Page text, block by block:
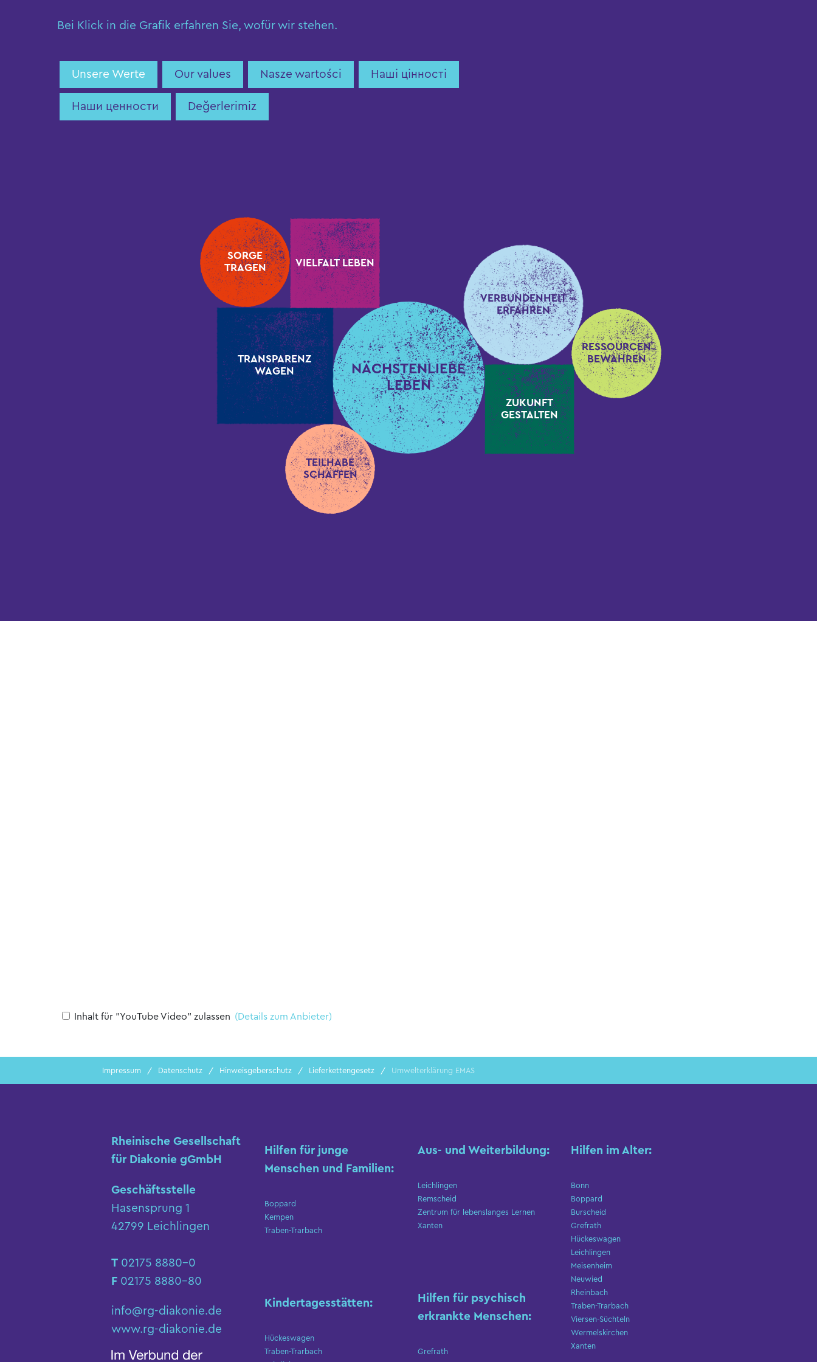
Aus- und Weiterbildung
Bei Klick in die Grafik erfahren Sie, wofür wir stehen.
Unsere Werte Our values Nasze wartości Наші цінності
Наши ценности Değerlerimiz
NÄCHSTENLIEBE
LEBEN
VERBUNDENHEIT
ERFAHREN
TEILHABE
SCHAFFEN
SORGE
TRAGEN
ZUKUNFT
GESTALTEN
TRANSPARENZ
WAGEN
RESSOURCEN
BEWAHREN
VIELFALT LEBEN
Inhalt für "YouTube Video" zulassen (Details zum Anbieter)
Impressum Datenschutz Hinweisgeberschutz Lieferkettengesetz Umwelterklärung EMAS
Rheinische Gesellschaft
für Diakonie gGmbH
Geschäftsstelle
Hasensprung 1
42799 Leichlingen
T 02175 8880-0
F 02175 8880-80
info@rg-diakonie.de
www.rg-diakonie.de
Hilfen für junge
Menschen und Familien:
Boppard
Kempen
Traben-Trarbach
Kindertagesstätten:
Hückeswagen
Traben-Trarbach
Aus- und Weiterbildung:
Leichlingen
Remscheid
Zentrum für lebenslanges Lernen
Xanten
Hilfen für psychisch
erkrankte Menschen:
Grefrath
Hilfen im Alter:
Bonn
Boppard
Burscheid
Grefrath
Hückeswagen
Leichlingen
Meisenheim
Neuwied
Rheinbach
Traben-Trarbach
Viersen-Süchteln
Wermelskirchen
Xanten